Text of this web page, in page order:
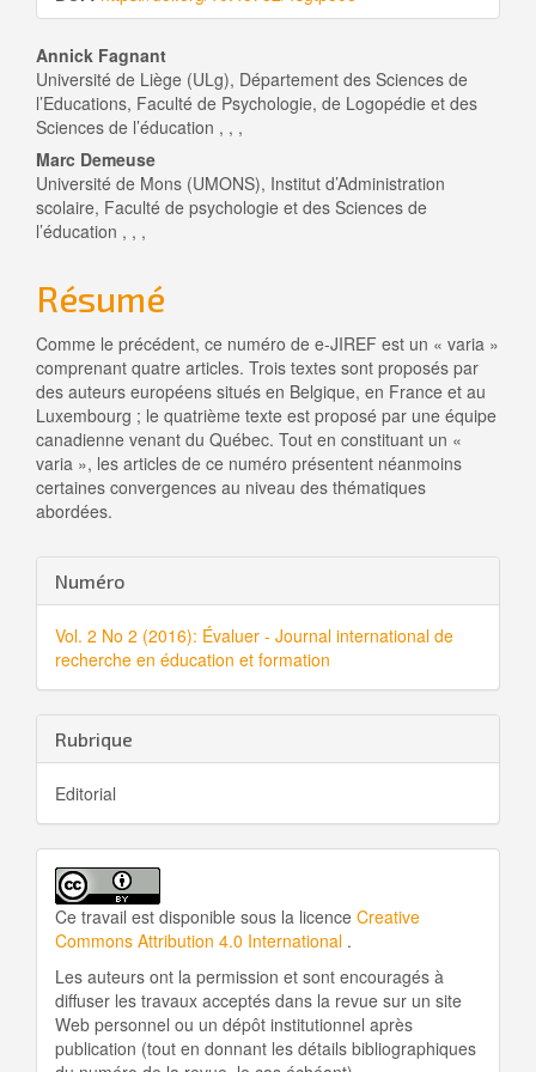
l'article
Contenu
principal
de
l'article
Annick Fagnant
Université de Liège (ULg), Département des Sciences de
l’Educations, Faculté de Psychologie, de Logopédie et des
Sciences de l’éducation , , ,
Marc Demeuse
Université de Mons (UMONS), Institut d’Administration
scolaire, Faculté de psychologie et des Sciences de
l’éducation , , ,
Résumé
Comme le précédent, ce numéro de e-JIREF est un « varia »
comprenant quatre articles. Trois textes sont proposés par
des auteurs européens situés en Belgique, en France et au
Luxembourg ; le quatrième texte est proposé par une équipe
canadienne venant du Québec. Tout en constituant un «
varia », les articles de ce numéro présentent néanmoins
certaines convergences au niveau des thématiques
abordées.
Details
de
l'article
Numéro
Vol. 2 No 2 (2016): Évaluer - Journal international de
recherche en éducation et formation
Rubrique
Editorial
Ce travail est disponible sous la licence Creative
Commons Attribution 4.0 International .
Les auteurs ont la permission et sont encouragés à
diffuser les travaux acceptés dans la revue sur un site
Web personnel ou un dépôt institutionnel après
publication (tout en donnant les détails bibliographiques